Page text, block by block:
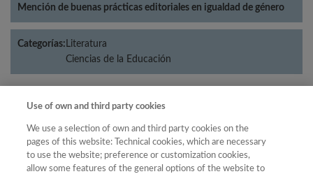
Mención de buenas prácticas editoriales en igualdad de género
Categorías: Literatura
Ciencias de la Educación
Año
Año Filtrar
Use of own and third party cookies
We use a selection of own and third party cookies on the
pages of this website: Technical cookies, which are necessary
to use the website; preference or customization cookies,
allow some features of the general options of the website to